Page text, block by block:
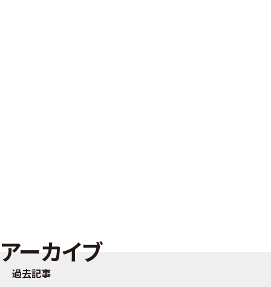
アーカイブ
過去記事